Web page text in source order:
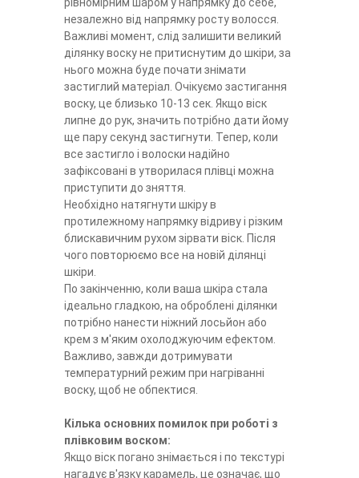
рівномірним шаром у напрямку до себе,
незалежно від напрямку росту волосся.
Важливі момент, слід залишити великий
ділянку воску не притиснутим до шкіри, за
нього можна буде почати знімати
застиглий матеріал. Очікуємо застигання
воску, це близько 10-13 сек. Якщо віск
липне до рук, значить потрібно дати йому
ще пару секунд застигнути. Тепер, коли
все застигло і волоски надійно
зафіксовані в утворилася плівці можна
приступити до зняття.
Необхідно натягнути шкіру в
протилежному напрямку відриву і різким
блискавичним рухом зірвати віск. Після
чого повторюємо все на новій ділянці
шкіри.
По закінченню, коли ваша шкіра стала
ідеально гладкою, на оброблені ділянки
потрібно нанести ніжний лосьйон або
крем з м'яким охолоджуючим ефектом.
Важливо, завжди дотримувати
температурний режим при нагріванні
воску, щоб не обпектися.
Кілька основних помилок при роботі з
плівковим воском:
Якщо віск погано знімається і по текстурі
нагадує в'язку карамель, це означає, що